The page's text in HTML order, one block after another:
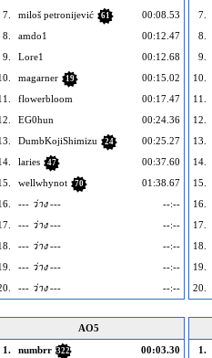
7.
miloš petronijević 61
00:08.53
8.
amdo1
00:12.47
9.
Lore1
00:12.68
magarner 19
00:15.02
flowerbloom
00:17.47
EG0hun
00:24.36
DumbKojiShimizu 24
00:25.27
laries 47
00:37.60
wellwhynot 70
01:38.67
--- ว่าง ---
--:--
--- ว่าง ---
--:--
--- ว่าง ---
--:--
--- ว่าง ---
--:--
--- ว่าง --- --:--
7.
8.
9.
10.
11.
12.
13.
14.
15.
16.
17.
18.
19.
20.
AO5
1.
numbrr 322
00:03.30
1.